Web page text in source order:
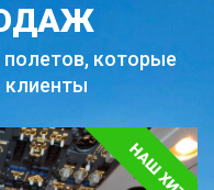
которые